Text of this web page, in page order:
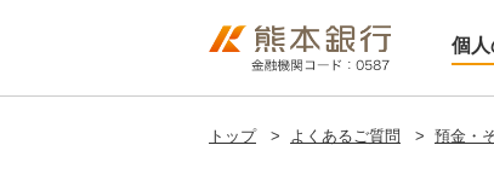
個人
トップ > よくあるご質問 > 預金・